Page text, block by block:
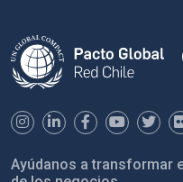
Ayúdanos a transformar